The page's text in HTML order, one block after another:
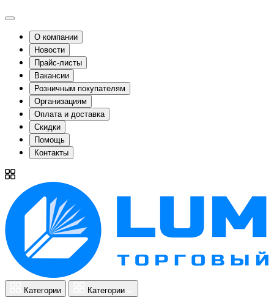
О компании
Новости
Прайс-листы
Вакансии
Розничным покупателям
Организациям
Оплата и доставка
Скидки
Помощь
Контакты
Категории Категории